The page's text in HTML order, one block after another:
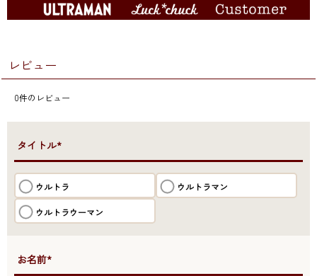
レビュー
0件のレビュー
●タイトル*
ウルトラ ウルトラマン
ウルトラウーマン
●お名前*